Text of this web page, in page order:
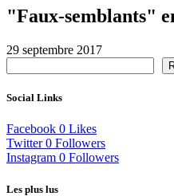
"Faux-semblants"
29 septembre 2017
Social Links
Facebook 0 Likes
Twitter 0 Followers
Instagram 0 Followers
Les plus lus